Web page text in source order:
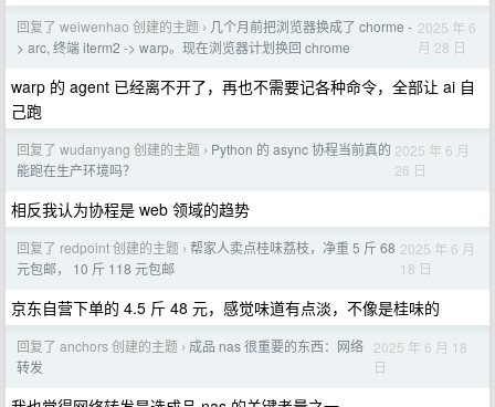
回复了 weiwenhao 创建的主题 › 几个月前把浏览器换成了 chorme -
> arc, 终端 iterm2 -> warp。现在浏览器计划换回 chrome
2025 年 6
月 28 日
warp 的 agent 已经离不开了，再也不需要记各种命令，全部让 ai 自
己跑
回复了 wudanyang 创建的主题 › Python 的 async 协程当前真的
能跑在生产环境吗？
2025 年 6 月
26 日
相反我认为协程是 web 领域的趋势
回复了 redpoint 创建的主题 › 帮家人卖点桂味荔枝，净重 5 斤 68
元包邮， 10 斤 118 元包邮
2025 年 6 月
18 日
京东自营下单的 4.5 斤 48 元，感觉味道有点淡，不像是桂味的
回复了 anchors 创建的主题 › 成品 nas 很重要的东西：网络
转发
2025 年 6 月 18
日